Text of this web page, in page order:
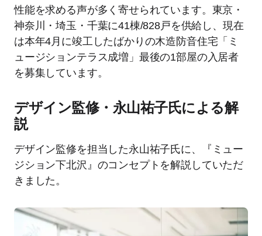
性能を求める声が多く寄せられています。東京・
神奈川・埼玉・千葉に41棟/828戸を供給し、現在
は本年4月に竣工したばかりの木造防音住宅「ミ
ュージションテラス成増」最後の1部屋の入居者
を募集しています。
デザイン監修・永山祐子氏による解
説
デザイン監修を担当した永山祐子氏に、『ミュー
ジション下北沢』のコンセプトを解説していただ
きました。